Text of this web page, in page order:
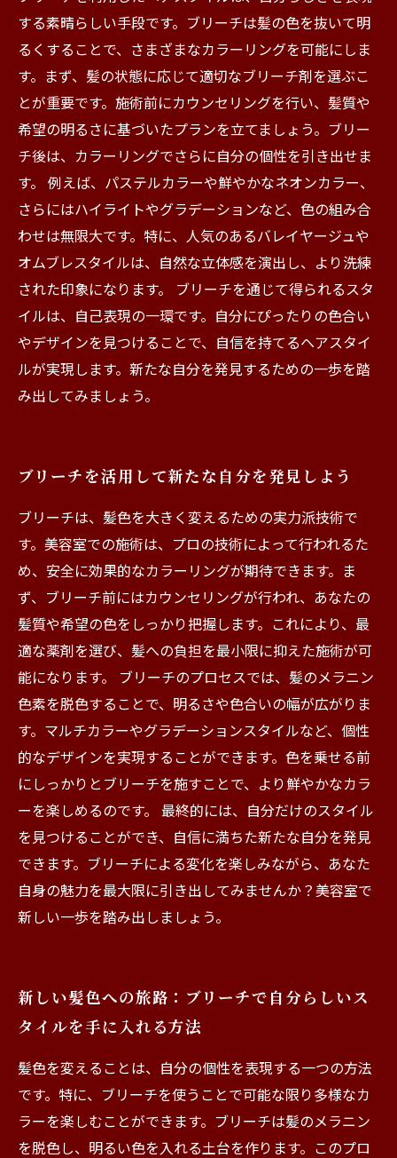
する素晴らしい手段です。ブリーチは髪の色を抜いて明
るくすることで、さまざまなカラーリングを可能にしま
す。まず、髪の状態に応じて適切なブリーチ剤を選ぶこ
とが重要です。施術前にカウンセリングを行い、髪質や
希望の明るさに基づいたプランを立てましょう。ブリー
チ後は、カラーリングでさらに自分の個性を引き出せま
す。 例えば、パステルカラーや鮮やかなネオンカラー、
さらにはハイライトやグラデーションなど、色の組み合
わせは無限大です。特に、人気のあるバレイヤージュや
オムブレスタイルは、自然な立体感を演出し、より洗練
された印象になります。 ブリーチを通じて得られるスタ
イルは、自己表現の一環です。自分にぴったりの色合い
やデザインを見つけることで、自信を持てるヘアスタイ
ルが実現します。新たな自分を発見するための一歩を踏
み出してみましょう。
ブリーチを活用して新たな自分を発見しよう
ブリーチは、髪色を大きく変えるための実力派技術で
す。美容室での施術は、プロの技術によって行われるた
め、安全に効果的なカラーリングが期待できます。ま
ず、ブリーチ前にはカウンセリングが行われ、あなたの
髪質や希望の色をしっかり把握します。これにより、最
適な薬剤を選び、髪への負担を最小限に抑えた施術が可
能になります。 ブリーチのプロセスでは、髪のメラニン
色素を脱色することで、明るさや色合いの幅が広がりま
す。マルチカラーやグラデーションスタイルなど、個性
的なデザインを実現することができます。色を乗せる前
にしっかりとブリーチを施すことで、より鮮やかなカラ
ーを楽しめるのです。 最終的には、自分だけのスタイル
を見つけることができ、自信に満ちた新たな自分を発見
できます。ブリーチによる変化を楽しみながら、あなた
自身の魅力を最大限に引き出してみませんか？美容室で
新しい一歩を踏み出しましょう。
新しい髪色への旅路：ブリーチで自分らしいス
タイルを手に入れる方法
髪色を変えることは、自分の個性を表現する一つの方法
です。特に、ブリーチを使うことで可能な限り多様なカ
ラーを楽しむことができます。ブリーチは髪のメラニン
を脱色し、明るい色を入れる土台を作ります。このプロ